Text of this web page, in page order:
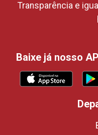
Transparência e
Baixe já nosso